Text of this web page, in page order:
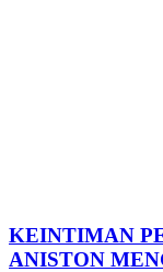
KEINTIMAN
ANISTON